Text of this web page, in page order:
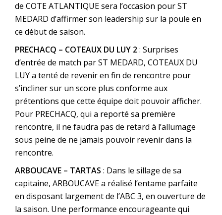
de COTE ATLANTIQUE sera l’occasion pour ST
MEDARD d’affirmer son leadership sur la poule en
ce début de saison.
PRECHACQ – COTEAUX DU LUY 2: Surprises
d’entrée de match par ST MEDARD, COTEAUX DU
LUY a tenté de revenir en fin de rencontre pour
s’incliner sur un score plus conforme aux
prétentions que cette équipe doit pouvoir afficher.
Pour PRECHACQ, qui a reporté sa première
rencontre, il ne faudra pas de retard à l’allumage
sous peine de ne jamais pouvoir revenir dans la
rencontre.
ARBOUCAVE – TARTAS : Dans le sillage de sa
capitaine, ARBOUCAVE a réalisé l’entame parfaite
en disposant largement de l’ABC 3, en ouverture de
la saison. Une performance encourageante qui